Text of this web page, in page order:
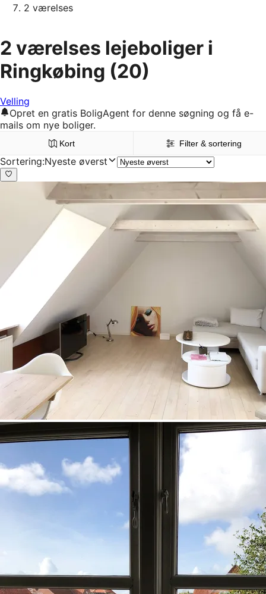
2 værelses
2 værelses lejeboliger i
Ringkøbing (20)
Velling
Opret en gratis BoligAgent for denne søgning og få e-
mails om nye boliger.
Kort Filter & sortering
Sortering:Nyeste øverst